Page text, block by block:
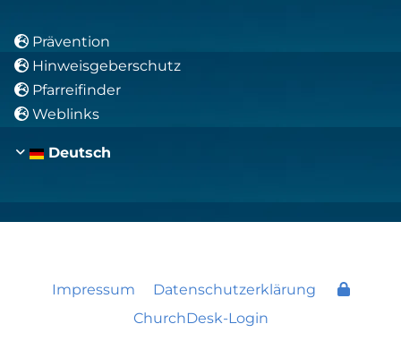
 Prävention
 Hinweisgeberschutz
 Pfarreifinder
 Weblinks
Deutsch
Impressum
Datenschutzerklärung
ChurchDesk-Login